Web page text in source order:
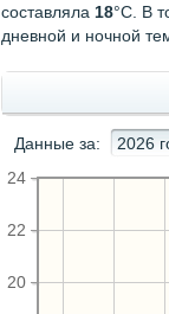
составляла 18°С. В
дневной и ночной
Данные за: 2026
20
22
24